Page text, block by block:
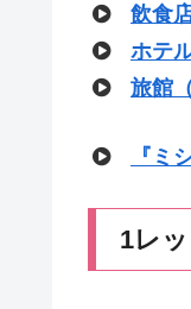
飲食
ホテ
旅館
『ミ
1レ